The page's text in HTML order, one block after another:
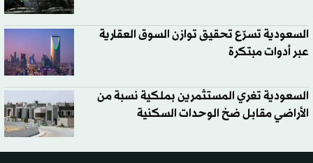
السعودية تسرّع تحقيق توازن السوق العقارية
عبر أدوات مبتكرة
السعودية تغري المستثمرين بملكية نسبة من
الأراضي مقابل ضخ الوحدات السكنية